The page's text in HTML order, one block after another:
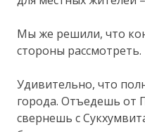
Мы же решили, что
стороны рассмотреть.
Удивительно, что
города. Отъедешь от
свернешь с